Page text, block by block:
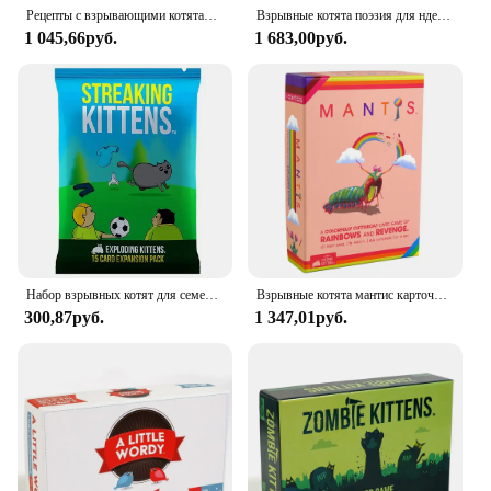
Рецепты с взрывающими котятами на катастрофах, семейная вечеринка, настольная игра для взрослых, настольная игрушка, карточная игра для многопользователя, подходит для праздничного подарка
1 045,66руб.
Взрывные котята поэзия для ндердеревцев, взрывные котята-карточные игры для взрослых, подростков и детей-Веселые Семейные игры
1 683,00руб.
Набор взрывных котят для семейных встреч, настольных игр, забавных игрушечных карточных игр для взрослых и детей, подходит в качестве подарков.
300,87руб.
Взрывные котята мантис карточные игры Забавные Семейные игры ночные популярные детские игры цветная резьба радуги и месть доска
1 347,01руб.